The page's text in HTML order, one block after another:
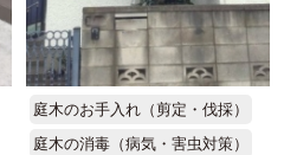
庭木のお手入れ（剪定・伐採）
庭木の消毒（病気・害虫対策）